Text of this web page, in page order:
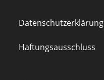
Datenschutzerklärung
Haftungsausschluss